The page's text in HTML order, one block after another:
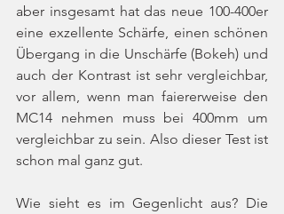
aber insgesamt hat das neue 100-400er
eine exzellente Schärfe, einen schönen
Übergang in die Unschärfe (Bokeh) und
auch der Kontrast ist sehr vergleichbar,
vor allem, wenn man faiererweise den
MC14 nehmen muss bei 400mm um
vergleichbar zu sein. Also dieser Test ist
schon mal ganz gut.
Wie sieht es im Gegenlicht aus? Die